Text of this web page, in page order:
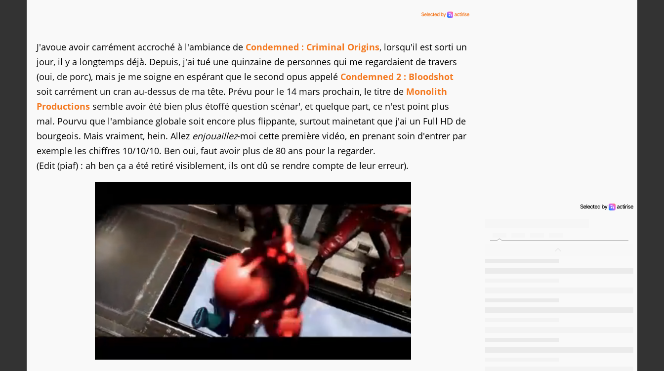
J'avoue avoir carrément accroché à l'ambiance de Condemned : Criminal Origins, lorsqu'il est sorti un
jour, il y a longtemps déjà. Depuis, j'ai tué une quinzaine de personnes qui me regardaient de travers
(oui, de porc), mais je me soigne en espérant que le second opus appelé Condemned 2 : Bloodshot
soit carrément un cran au-dessus de ma tête. Prévu pour le 14 mars prochain, le titre de Monolith
Productions semble avoir été bien plus étoffé question scénar', et quelque part, ce n'est point plus
mal. Pourvu que l'ambiance globale soit encore plus flippante, surtout mainetant que j'ai un Full HD de
bourgeois. Mais vraiment, hein. Allez enjouaillez-moi cette première vidéo, en prenant soin d'entrer par
exemple les chiffres 10/10/10. Ben oui, faut avoir plus de 80 ans pour la regarder.
(Edit (piaf) : ah ben ça a été retiré visiblement, ils ont dû se rendre compte de leur erreur).